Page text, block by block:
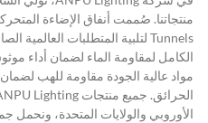
الكامل لمقاومة الماء لضمان أداء
مواد عالية الجودة مقاومة للهب